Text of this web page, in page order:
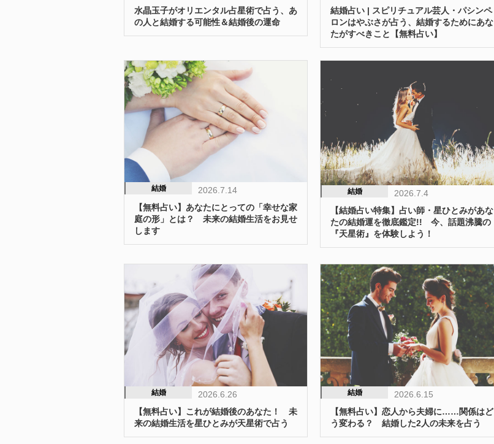
水晶玉子がオリエンタル占星術で占う、あ
の人と結婚する可能性＆結婚後の運命
結婚占い | スピリチュアル芸人・パシンペ
ロンはやぶさが占う、結婚するためにあな
たがすべきこと【無料占い】
結婚
2026.7.14
【無料占い】あなたにとっての「幸せな家
庭の形」とは？ 未来の結婚生活をお見せ
します
結婚
2026.7.4
【結婚占い特集】占い師・星ひとみがあな
たの結婚運を徹底鑑定!! 今、話題沸騰の
『天星術』を体験しよう！
結婚
2026.6.26
【無料占い】これが結婚後のあなた！ 未
来の結婚生活を星ひとみが天星術で占う
結婚
2026.6.15
【無料占い】恋人から夫婦に……関係はど
う変わる？ 結婚した2人の未来を占う